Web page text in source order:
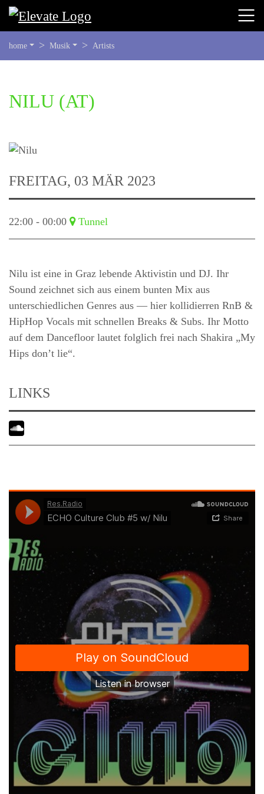
BEFINDEN
SICH
home Musik Artists
BEGINN
DESNILU (AT)
FREITAG, 03 MÄR 2023
22:00 - 00:00 Tunnel
Nilu ist eine in Graz lebende Aktivistin und DJ. Ihr
Sound zeichnet sich aus einem bunten Mix aus
unterschiedlichen Genres aus — hier kollidierren RnB &
HipHop Vocals mit schnellen Breaks & Subs. Ihr Motto
auf dem Dancefloor lautet folglich frei nach Shakira „My
Hips don’t lie“.
LINKS